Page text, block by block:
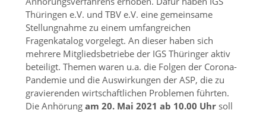
Thüringen e.V. und TBV e.V. eine gemeinsame
Stellungnahme zu einem umfangreichen
Fragenkatalog vorgelegt. An dieser haben sich
mehrere Mitgliedsbetriebe der IGS Thüringer aktiv
beteiligt. Themen waren u.a. die Folgen der Corona-
Pandemie und die Auswirkungen der ASP, die zu
gravierenden wirtschaftlichen Problemen führten.
Die Anhörung am 20. Mai 2021 ab 10.00 Uhrsoll